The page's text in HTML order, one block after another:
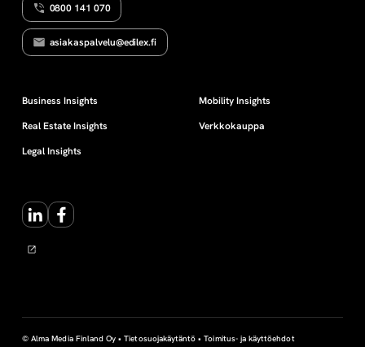
0800 141 070
asiakaspalvelu@edilex.fi
Business Insights
Real Estate Insights
Legal Insights
Mobility Insights
Verkkokauppa
LinkedInFacebook
© Alma Media Finland Oy •Tietosuojakäytäntö •Toimitus- ja käyttöehdot